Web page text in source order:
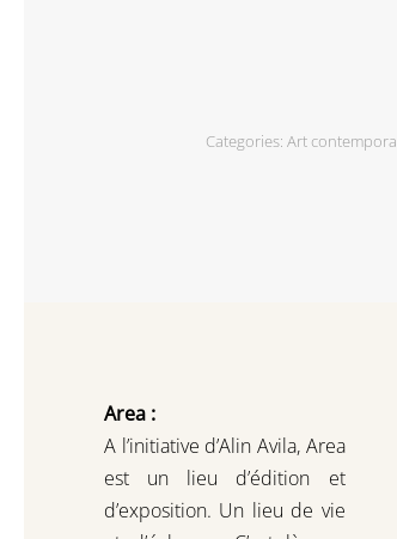
Categories: Art
Area :
A l’initiative d’Alin Avila, Area
est un lieu d’édition et
d’exposition. Un lieu de vie